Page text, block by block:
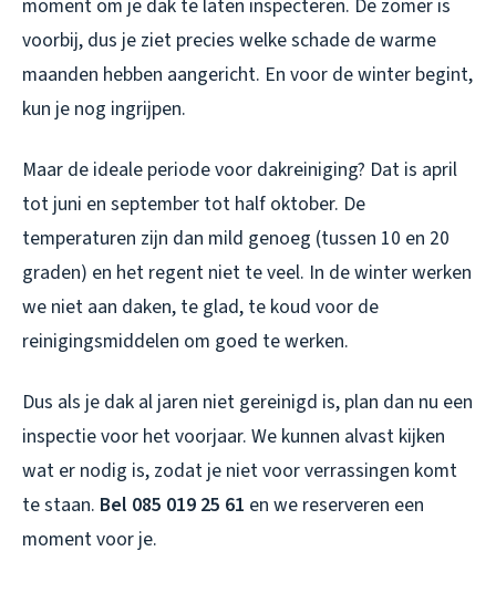
moment om je dak te laten inspecteren. De zomer is
voorbij, dus je ziet precies welke schade de warme
maanden hebben aangericht. En voor de winter begint,
kun je nog ingrijpen.
Maar de ideale periode voor dakreiniging? Dat is april
tot juni en september tot half oktober. De
temperaturen zijn dan mild genoeg (tussen 10 en 20
graden) en het regent niet te veel. In de winter werken
we niet aan daken, te glad, te koud voor de
reinigingsmiddelen om goed te werken.
Dus als je dak al jaren niet gereinigd is, plan dan nu een
inspectie voor het voorjaar. We kunnen alvast kijken
wat er nodig is, zodat je niet voor verrassingen komt
te staan. Bel 085 019 25 61 en we reserveren een
moment voor je.